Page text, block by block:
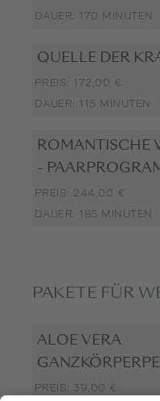
DAUER: 170 MINUTEN
QUELLE DER
PREIS: 172,00 €
DAUER: 115 MINUTEN
ROMANTISCHE
-
PREIS: 244,00 €
DAUER: 185 MINUTEN
PAKETE FÜR
ALOE VERA
PREIS: 39,00 €